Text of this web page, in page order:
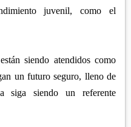
juvenil, como el
siendo atendidos como
un futuro seguro, lleno de
siga siendo un referente